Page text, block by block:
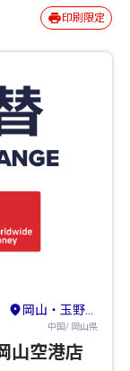
印刷限定
岡山・玉野・牛窓
中国/ 岡山県
山空港店